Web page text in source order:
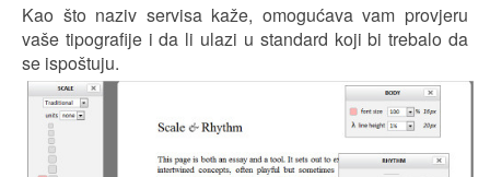
Kao što naziv servisa kaže, omogućava vam provjeru
vaše tipografije i da li ulazi u standard koji bi trebalo da
se ispoštuju.